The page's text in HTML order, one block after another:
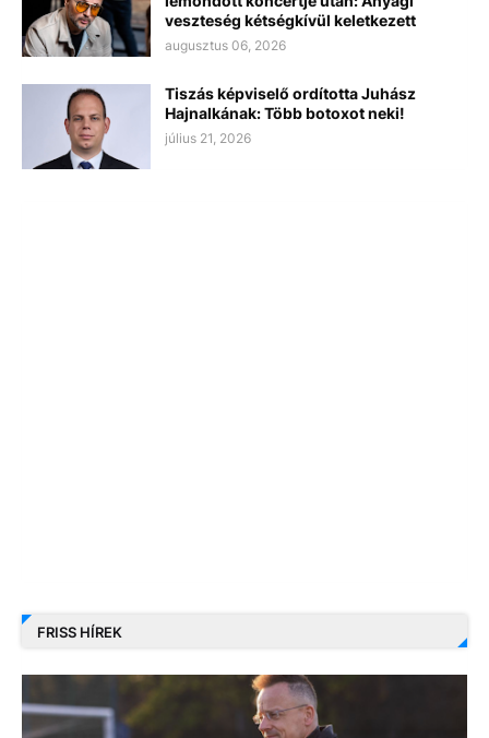
veszteség kétségkívül keletkezett
augusztus 06, 2026
Tiszás képviselő ordította Juhász
Hajnalkának: Több botoxot neki!
július 21, 2026
FRISS HÍREK